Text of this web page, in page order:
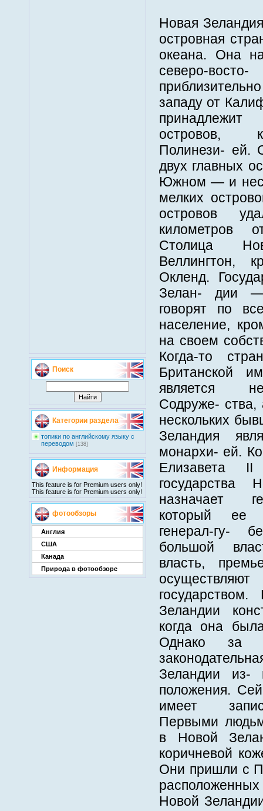
Поиск
Категории раздела
топики по английскому языку с
переводом [138]
Информация
This feature is for Premium users only!
This feature is for Premium users only!
фотообзоры
Англия
США
Канада
Природа в фотообзоре
Новая
островная
океана. Она
северо-
западу от
островов,
Полинези- ей.
двух главных
Южном — и
мелких
островов
километров
Столица
Веллингтон,
Окленд.
Зелан- дии
говорят по
население,
на своем
Когда-то
Британской
является
Содруже- ства,
нескольких
Зеландия
монархи- ей.
Елизавета
государства
назначает
который ее
генерал-гу-
большой
власть,
Зеландии
когда она
Однако за
Зеландии из-
положения.
имеет
Первыми
в Новой
коричневой
Они пришли с
Новой